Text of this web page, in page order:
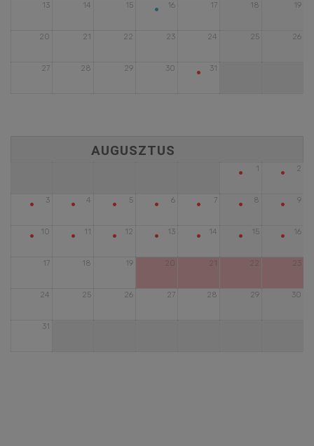
13 14 15 16
• 17 18 19
20 21 22 23 24 25 26
27 28 29 30 31
•
1
• 2
•
3
• 4
• 5
• 6
• 7
• 8
• 9
•
10
• 11
• 12
• 13
• 14
• 15
• 16
•
17 18 19 20 21 22 23
24 25 26 27 28 29 30
31